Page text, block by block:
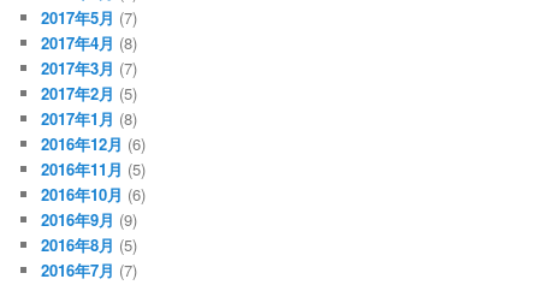
2017年5月 (7)
2017年4月 (8)
2017年3月 (7)
2017年2月 (5)
2017年1月 (8)
2016年12月 (6)
2016年11月 (5)
2016年10月 (6)
2016年9月 (9)
2016年8月 (5)
2016年7月 (7)